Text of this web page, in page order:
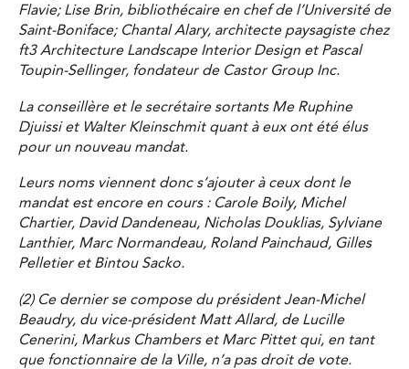
Flavie; Lise Brin, bibliothécaire en chef de l’Université de
Saint-Boniface; Chantal Alary, architecte paysagiste chez
ft3 Architecture Landscape Interior Design et Pascal
Toupin-Sellinger, fondateur de Castor Group Inc.
La conseillère et le secrétaire sortants Me Ruphine
Djuissi et Walter Kleinschmit quant à eux ont été élus
pour un nouveau mandat.
Leurs noms viennent donc s’ajouter à ceux dont le
mandat est encore en cours : Carole Boily, Michel
Chartier, David Dandeneau, Nicholas Douklias, Sylviane
Lanthier, Marc Normandeau, Roland Painchaud, Gilles
Pelletier et Bintou Sacko.
(2) Ce dernier se compose du président Jean-Michel
Beaudry, du vice-président Matt Allard, de Lucille
Cenerini, Markus Chambers et Marc Pittet qui, en tant
que fonctionnaire de la Ville, n’a pas droit de vote.